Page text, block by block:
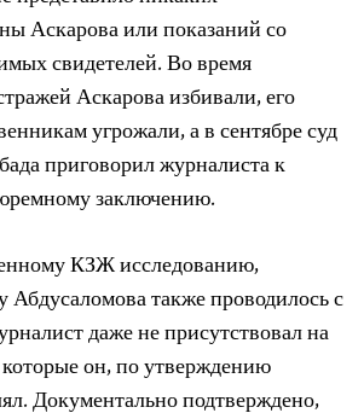
Аскарова или показаний со
свидетелей. Во время
Аскарова избивали, его
угрожали, а в сентябре суд
приговорил журналиста к
заключению.
КЗЖ исследованию,
Абдусаломова также проводилось с
даже не присутствовал на
он, по утверждению
Документально подтверждено,